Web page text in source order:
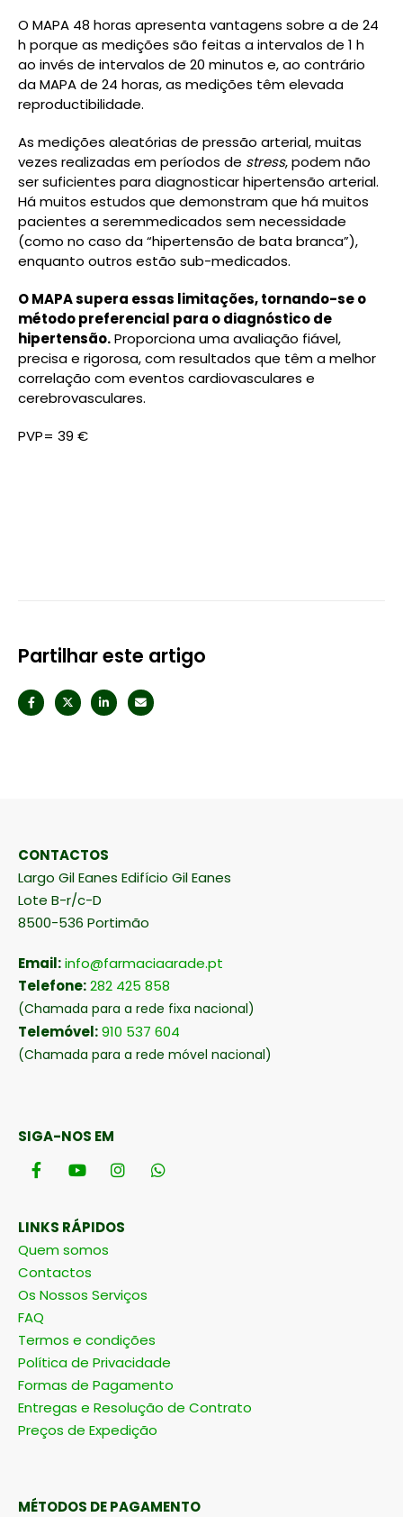
O MAPA 48 horas apresenta vantagens sobre a de 24
h porque as medições são feitas a intervalos de 1 h
ao invés de intervalos de 20 minutos e, ao contrário
da MAPA de 24 horas, as medições têm elevada
reproductibilidade.
As medições aleatórias de pressão arterial, muitas
vezes realizadas em períodos de stress, podem não
ser suficientes para diagnosticar hipertensão arterial.
Há muitos estudos que demonstram que há muitos
pacientes a seremmedicados sem necessidade
(como no caso da “hipertensão de bata branca”),
enquanto outros estão sub-medicados.
O MAPA supera essas limitações, tornando-se o
método preferencial para o diagnóstico de
hipertensão.Proporciona uma avaliação fiável,
precisa e rigorosa, com resultados que têm a melhor
correlação com eventos cardiovasculares e
cerebrovasculares.
PVP= 39 €
Partilhar este artigo
CONTACTOS
Largo Gil Eanes Edifício Gil Eanes
Lote B-r/c-D
8500-536 Portimão
Email:info@farmaciaarade.pt
Telefone:282 425 858
(Chamada para a rede fixa nacional)
Telemóvel:910 537 604
(Chamada para a rede móvel nacional)
SIGA-NOS EM
LINKS RÁPIDOS
Quem somos
Contactos
Os Nossos Serviços
FAQ
Termos e condições
Política de Privacidade
Formas de Pagamento
Entregas e Resolução de Contrato
Preços de Expedição
MÉTODOS DE PAGAMENTO